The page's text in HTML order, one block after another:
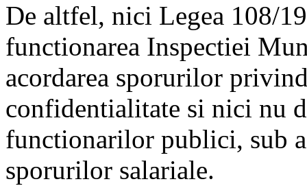
De altfel, nici Legea 108/
functionarea Inspectiei
acordarea sporurilor
confidentialitate si nici nu
functionarilor publici, sub
sporurilor salariale.